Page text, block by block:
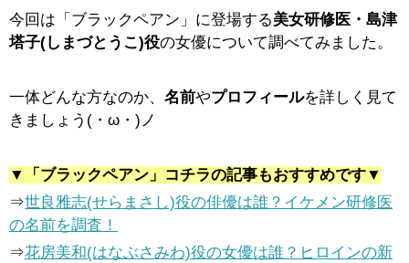
今回は「ブラックペアン」に登場する美女研修医・島津
塔子(しまづとうこ)役の女優について調べてみました。
一体どんな方なのか、 名前やプロフィールを詳しく見て
きましょう(・ω・)ノ
▼「ブラックペアン」コチラの記事もおすすめです▼
⇒世良雅志(せらまさし)役の俳優は誰？イケメン研修医
の名前を調査！
⇒花房美和(はなぶさみわ)役の女優は誰？ヒロインの新